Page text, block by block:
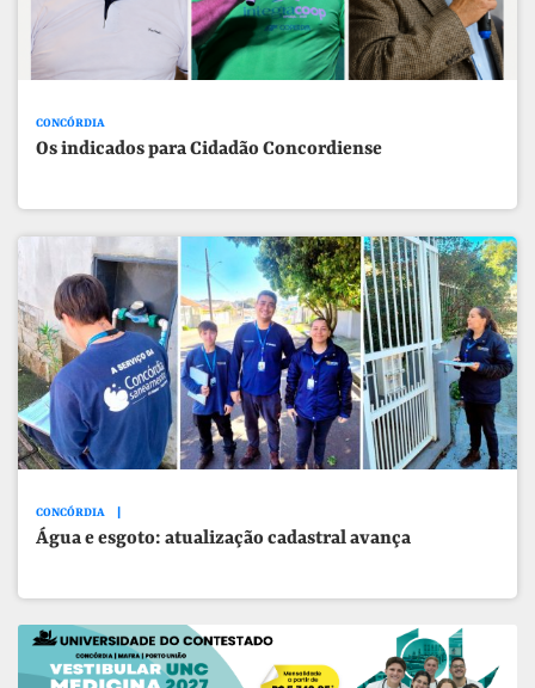
CONCÓRDIA
Os indicados para Cidadão Concordiense
CONCÓRDIA
Água e esgoto: atualização cadastral avança